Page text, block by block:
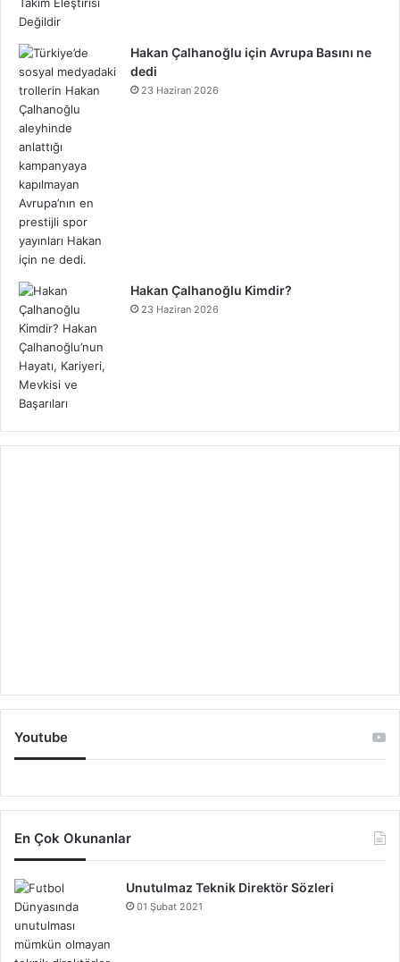
Hakan Çalhanoğlu için Avrupa Basını ne
dedi
23 Haziran 2026
Hakan Çalhanoğlu Kimdir?
23 Haziran 2026
Youtube
En Çok Okunanlar
Unutulmaz Teknik Direktör Sözleri
01 Şubat 2021